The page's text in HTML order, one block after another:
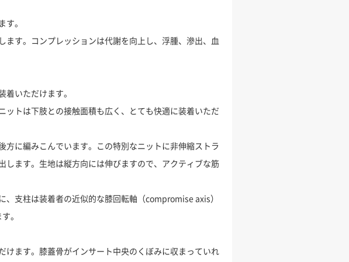
。
す。コンプレッションは代謝を向上し、浮腫、滲出、血
いただけます。
トは下肢との接触面積も広く、とても快適に装着いただ
に編みこんでいます。この特別なニットに非伸縮ストラ
ます。生地は縦方向には伸びますので、アクティブな筋
支柱は装着者の近似的な膝回転軸（compromise axis）
。
ます。膝蓋骨がインサート中央のくぼみに収まっていれ